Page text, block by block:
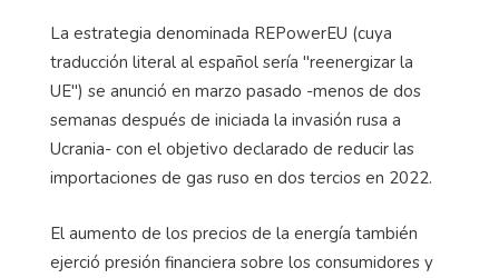
La estrategia denominada REPowerEU (cuya
traducción literal al español sería "reenergizar la
UE") se anunció en marzo pasado -menos de dos
semanas después de iniciada la invasión rusa a
Ucrania- con el objetivo declarado de reducir las
importaciones de gas ruso en dos tercios en 2022.
El aumento de los precios de la energía también
ejerció presión financiera sobre los consumidores y